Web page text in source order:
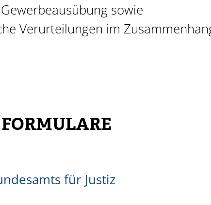
sowie
Verurteilungen im
für Justiz